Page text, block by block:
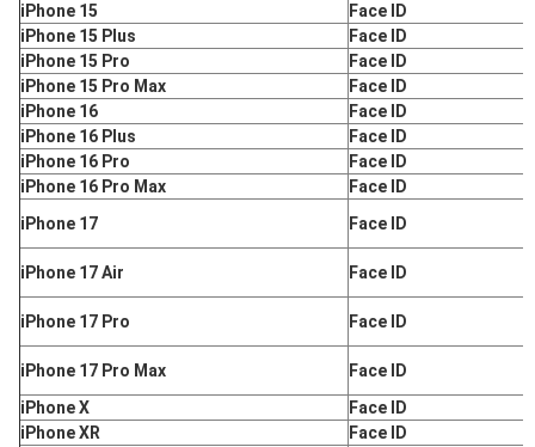
iPhone 15
Face ID
iPhone 15 Plus
Face ID
iPhone 15 Pro
Face ID
iPhone 15 Pro Max
Face ID
iPhone 16
Face ID
iPhone 16 Plus
Face ID
iPhone 16 Pro
Face ID
iPhone 16 Pro Max
Face ID
iPhone 17
Face ID
iPhone 17 Air Face ID
iPhone 17 Pro Face ID
iPhone 17 Pro Max
Face ID
iPhone X
Face ID
iPhone XR
Face ID